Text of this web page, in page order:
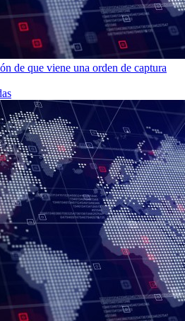
de que viene una orden de captura